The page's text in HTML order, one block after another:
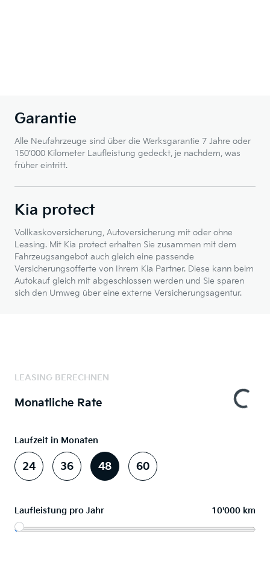
Garantie
Alle Neufahrzeuge sind über die Werksgarantie 7 Jahre oder
150’000 Kilometer Laufleistung gedeckt, je nachdem, was
früher eintritt.
Kia protect
Vollkaskoversicherung, Autoversicherung mit oder ohne
Leasing. Mit Kia protect erhalten Sie zusammen mit dem
Fahrzeugsangebot auch gleich eine passende
Versicherungsofferte von Ihrem Kia Partner. Diese kann beim
Autokauf gleich mit abgeschlossen werden und Sie sparen
sich den Umweg über eine externe Versicherungsagentur.
LEASING BERECHNEN
Monatliche Rate
Laufzeit in Monaten
24 36 48 60
Laufleistung pro Jahr 10'000 km